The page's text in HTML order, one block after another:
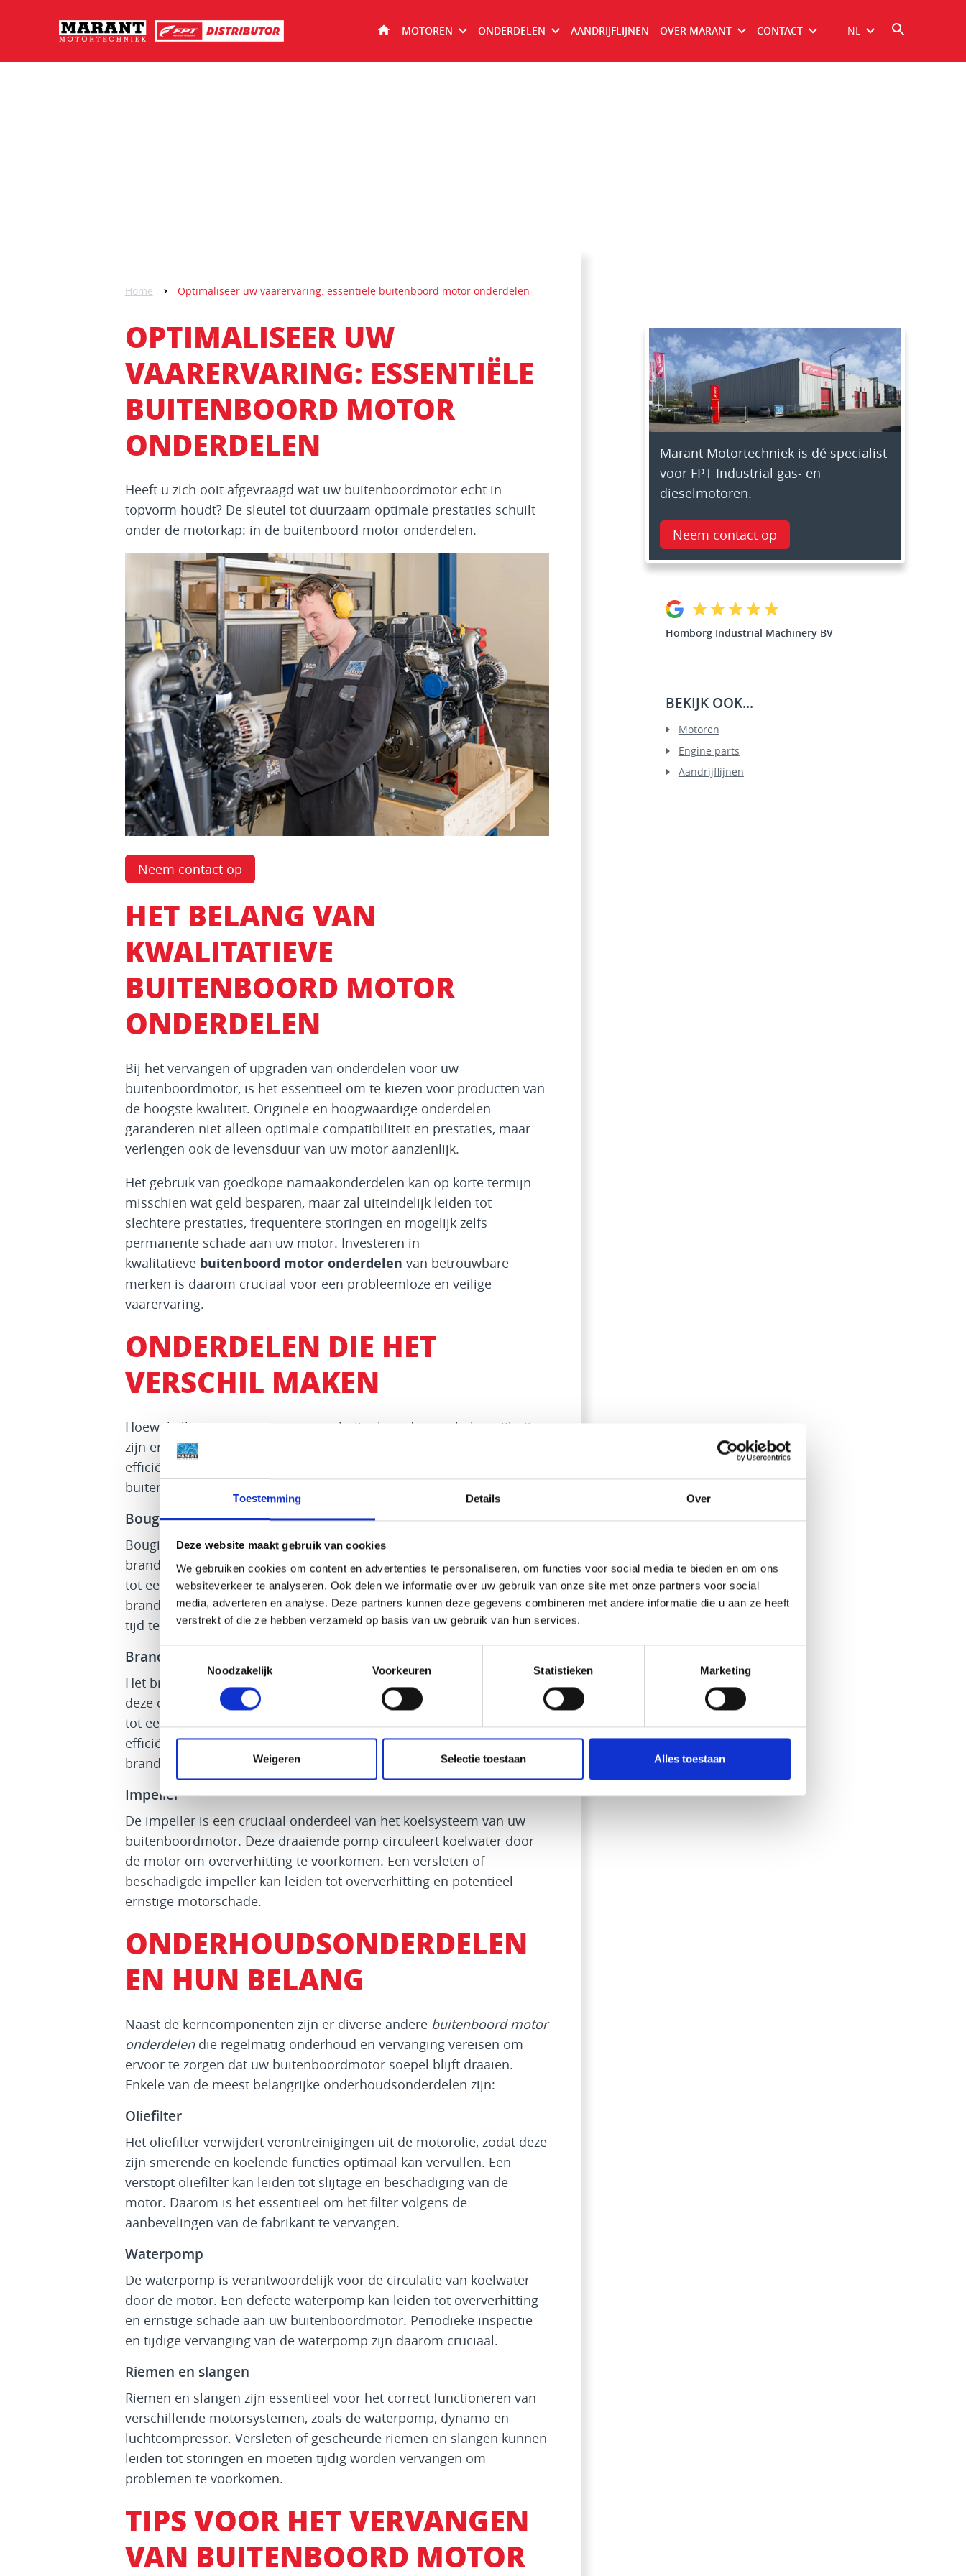
Toestemming Details Over
Deze website maakt gebruik van cookies
We gebruiken cookies om content en advertenties te personaliseren, om functies voor social media te bieden en om ons
websiteverkeer te analyseren. Ook delen we informatie over uw gebruik van onze site met onze partners voor social
media, adverteren en analyse. Deze partners kunnen deze gegevens combineren met andere informatie die u aan ze heeft
verstrekt of die ze hebben verzameld op basis van uw gebruik van hun services.
Toestemmingsselectie
Noodzakelijk
Voorkeuren Statistieken Marketing
Weigeren Selectie toestaan Alles toestaan
HOME
MOTOREN ONDERDELEN AANDRIJFLIJNEN OVER MARANT CONTACT NL
Home Optimaliseer uw vaarervaring: essentiële buitenboord motor onderdelen
OPTIMALISEER UW
VAARERVARING: ESSENTIËLE
BUITENBOORD MOTOR
ONDERDELEN
Heeft u zich ooit afgevraagd wat uw buitenboordmotor echt in
topvorm houdt? De sleutel tot duurzaam optimale prestaties schuilt
onder de motorkap: in de buitenboord motor onderdelen.
Neem contact op
HET BELANG VAN
KWALITATIEVE
BUITENBOORD MOTOR
ONDERDELEN
Bij het vervangen of upgraden van onderdelen voor uw
buitenboordmotor, is het essentieel om te kiezen voor producten van
de hoogste kwaliteit. Originele en hoogwaardige onderdelen
garanderen niet alleen optimale compatibiliteit en prestaties, maar
verlengen ook de levensduur van uw motor aanzienlijk.
Het gebruik van goedkope namaakonderdelen kan op korte termijn
misschien wat geld besparen, maar zal uiteindelijk leiden tot
slechtere prestaties, frequentere storingen en mogelijk zelfs
permanente schade aan uw motor. Investeren in
kwalitatieve buitenboord motor onderdelen van betrouwbare
merken is daarom cruciaal voor een probleemloze en veilige
vaarervaring.
ONDERDELEN DIE HET
VERSCHIL MAKEN
Hoewel alle componenten van een buitenboordmotor belangrijk zijn,
zijn er enkele die een bijzondere impact hebben op de prestaties en
efficiëntie. Laten we eens kijken naar een paar van de meest cruciale
buitenboord motor onderdelen:
Bougies
Bougies zijn verantwoordelijk voor het creëren van de vonken die de
brandstof doen ontbranden. Als ze versleten of vuil zijn, kan dit leiden
tot een stroeve werking van de motor, vermogensverlies en een hoger
brandstofverbruik. Door regelmatig te controleren en de bougies op
tijd te vervangen, houdt u uw motor in optimale conditie.
Brandstoffilter
Het brandstoffilter verwijdert onzuiverheden uit de brandstof voordat
deze de motor binnengaat. Een verstopt of versleten filter kan leiden
tot een ongelijkmatige brandstoftoevoer, wat de prestaties en
efficiëntie van uw motor aantast. Tijdige vervanging van het
brandstoffilter is daarom essentieel.
Impeller
De impeller is een cruciaal onderdeel van het koelsysteem van uw
buitenboordmotor. Deze draaiende pomp circuleert koelwater door
de motor om oververhitting te voorkomen. Een versleten of
beschadigde impeller kan leiden tot oververhitting en potentieel
ernstige motorschade.
ONDERHOUDSONDERDELEN
EN HUN BELANG
Naast de kerncomponenten zijn er diverse andere buitenboord motor
onderdelendie regelmatig onderhoud en vervanging vereisen om
ervoor te zorgen dat uw buitenboordmotor soepel blijft draaien.
Enkele van de meest belangrijke onderhoudsonderdelen zijn:
Oliefilter
Het oliefilter verwijdert verontreinigingen uit de motorolie, zodat deze
zijn smerende en koelende functies optimaal kan vervullen. Een
verstopt oliefilter kan leiden tot slijtage en beschadiging van de
motor. Daarom is het essentieel om het filter volgens de
aanbevelingen van de fabrikant te vervangen.
Waterpomp
De waterpomp is verantwoordelijk voor de circulatie van koelwater
door de motor. Een defecte waterpomp kan leiden tot oververhitting
en ernstige schade aan uw buitenboordmotor. Periodieke inspectie
en tijdige vervanging van de waterpomp zijn daarom cruciaal.
Riemen en slangen
Riemen en slangen zijn essentieel voor het correct functioneren van
verschillende motorsystemen, zoals de waterpomp, dynamo en
luchtcompressor. Versleten of gescheurde riemen en slangen kunnen
leiden tot storingen en moeten tijdig worden vervangen om
problemen te voorkomen.
TIPS VOOR HET VERVANGEN
VAN BUITENBOORD MOTOR
Marant Motortechniek is dé specialist
voor FPT Industrial gas- en
dieselmotoren.
Neem contact op
Homborg Industrial Machinery BV
BEKIJK OOK...
Motoren
Engine parts
Aandrijflijnen